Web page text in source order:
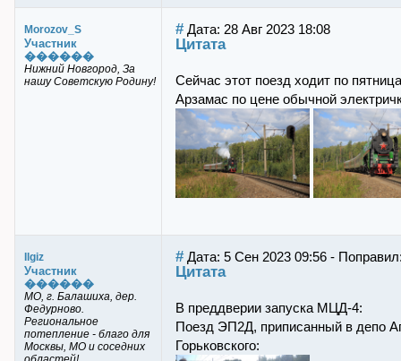
Morozov_S
Участник
������
Нижний Новгород, За
нашу Советскую Родину!
#Дата: 28 Авг 2023 18:08
Цитата
Сейчас этот поезд ходит по
Арзамас по цене обычной
Ilgiz
Участник
������
МО, г. Балашиха, дер.
Федурново.
Региональное
потепление - благо для
Москвы, МО и соседних
#Дата: 5 Сен 2023 09:56 -
Цитата
В преддверии запуска МЦД-4:
Поезд ЭП2Д, приписанный в депо
Горьковского: